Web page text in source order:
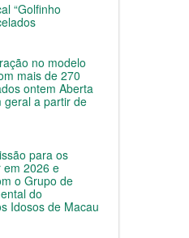
“Golfinho
no modelo
mais de 270
ontem Aberta
geral a partir de
para os
em 2026 e
o Grupo de
do
Idosos de Macau